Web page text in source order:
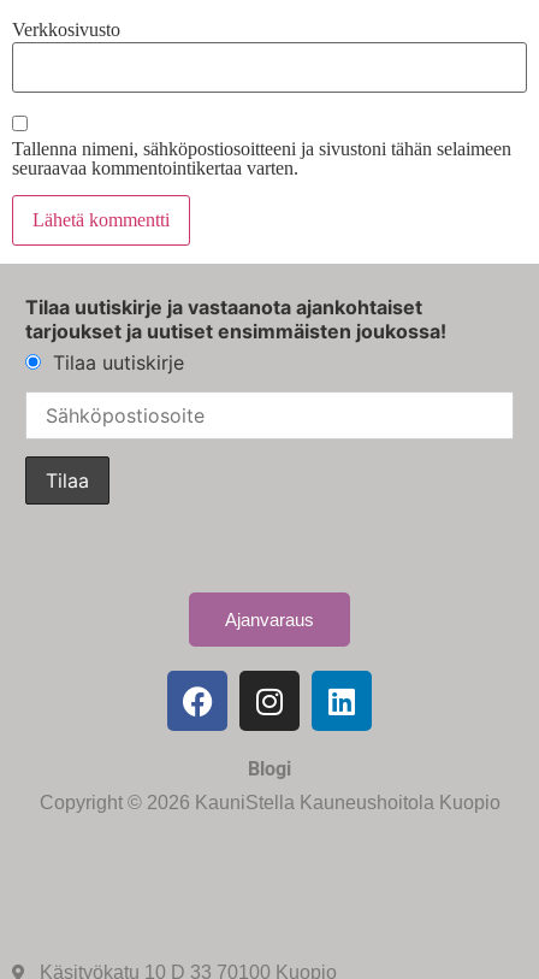
Verkkosivusto
Tallenna nimeni, sähköpostiosoitteeni ja sivustoni tähän selaimeen
seuraavaa kommentointikertaa varten.
Tilaa uutiskirje ja vastaanota ajankohtaiset
tarjoukset ja uutiset ensimmäisten joukossa!
Tilaa uutiskirje
Ajanvaraus
Blogi
Copyright © 2026 KauniStella Kauneushoitola Kuopio
Käsityökatu 10 D 33 70100 Kuopio